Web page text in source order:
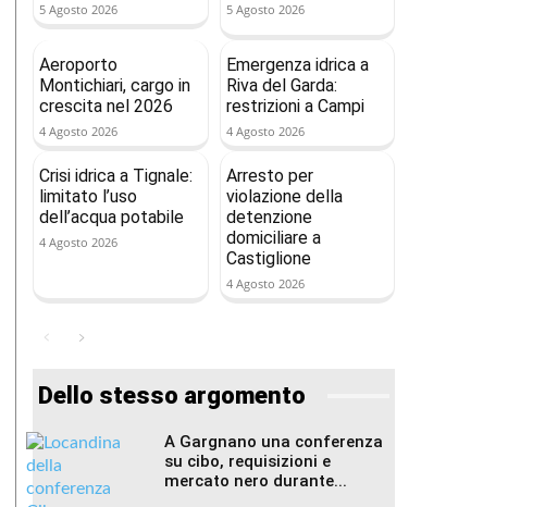
5 Agosto 2026 5 Agosto 2026
Aeroporto
Montichiari, cargo in
crescita nel 2026
4 Agosto 2026
Emergenza idrica a
Riva del Garda:
restrizioni a Campi
4 Agosto 2026
Crisi idrica a Tignale:
limitato l’uso
dell’acqua potabile
4 Agosto 2026
Arresto per
violazione della
detenzione
domiciliare a
Castiglione
4 Agosto 2026
Dello stesso argomento
A Gargnano una conferenza
su cibo, requisizioni e
mercato nero durante...